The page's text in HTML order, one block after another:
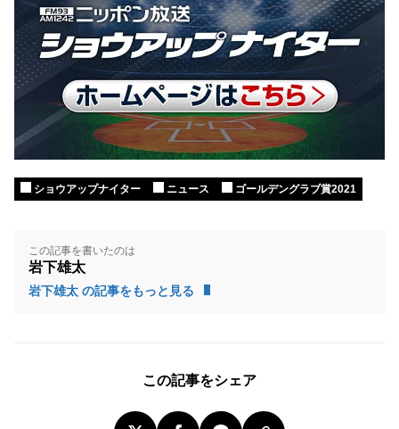
ショウアップナイター ニュース ゴールデングラブ賞2021
この記事を書いたのは
岩下雄太
岩下雄太 の記事をもっと見る
この記事をシェア